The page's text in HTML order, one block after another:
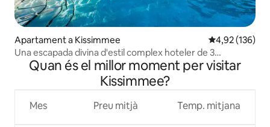
Apartament a Kissimmee 4,92 de
4,92 (136)
Una escapada divina d'estil complex hoteler de 3
dormitoris a prop de parcs temàtics
Quan és el millor moment per visitar
Kissimmee?
Mes Preu mitjà Temp. mitjana